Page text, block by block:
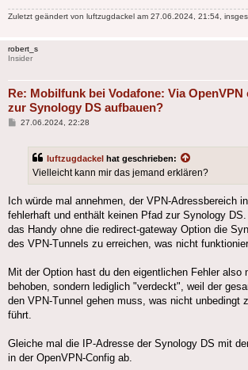
Zuletzt geändert von luftzugdackel am 27.06.2024, 21:54,
robert_s
Insider
Re: Mobilfunk bei Vodafone: Via OpenVPN
zur Synology DS aufbauen?
Beitrag
27.06.2024, 22:28
luftzugdackel hat geschrieben:
Vielleicht kann mir das jemand erklären?
Ich würde mal annehmen, der VPN-Adressbereich
fehlerhaft und enthält keinen Pfad zur Synology
das Handy ohne die redirect-gateway Option die
des VPN-Tunnels zu erreichen, was nicht
Mit der Option hast du den eigentlichen Fehler also
behoben, sondern lediglich "verdeckt", weil der
den VPN-Tunnel gehen muss, was nicht unbedingt
führt.
Gleiche mal die IP-Adresse der Synology DS mit
in der OpenVPN-Config ab.